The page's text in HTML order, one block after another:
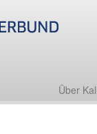
Über